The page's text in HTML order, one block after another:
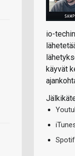
io-
käyvät